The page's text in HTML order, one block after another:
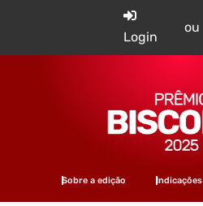
Login
ou
Sobre a edição Indicações